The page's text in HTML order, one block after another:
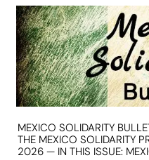
MEXICO SOLIDARITY
THE MEXICO SOLIDARITY
2026 — IN THIS ISSUE: